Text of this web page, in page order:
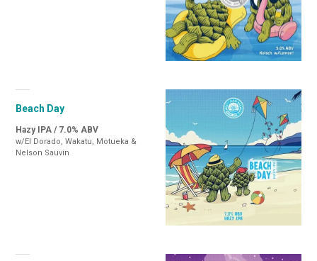
Beach Day
Hazy IPA / 7.0% ABV
w/El Dorado, Wakatu, Motueka &
Nelson Sauvin